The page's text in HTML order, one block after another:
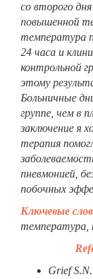
со второго
повышенной
температура
24 часа и
контрольной
этому
Больничные
группе, чем в
заключение я
терапия
пневмонией,
побочных
Ключевые
температура,
Grief